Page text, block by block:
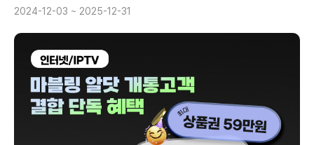
2024-12-03 ~ 2025-12-31